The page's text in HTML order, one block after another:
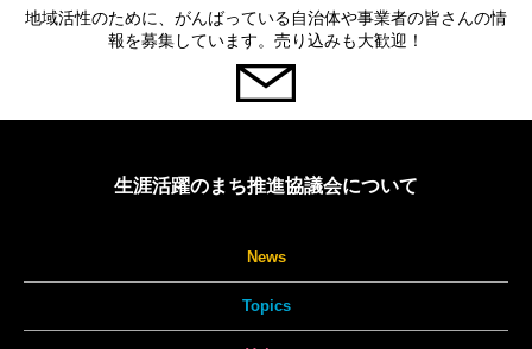
地域活性のために、がんばっている自治体や事業者の皆さんの情
報を募集しています。売り込みも大歓迎！
生涯活躍のまち推進協議会について
News
Topics